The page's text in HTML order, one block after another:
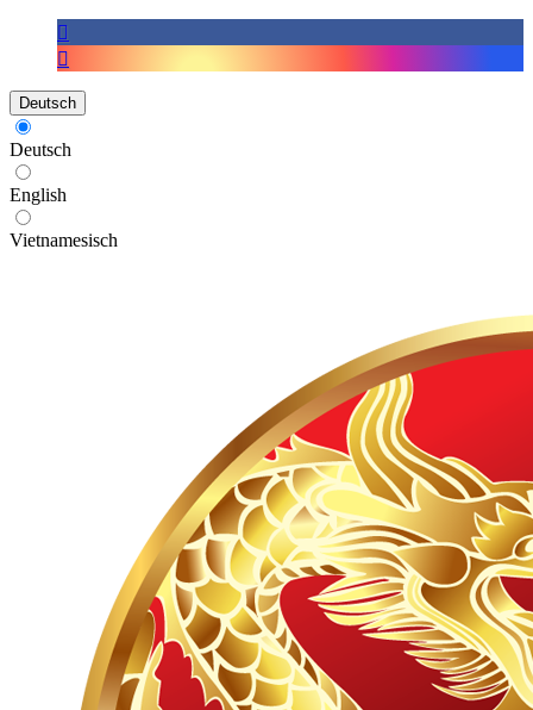
Deutsch
Deutsch
English
Vietnamesisch